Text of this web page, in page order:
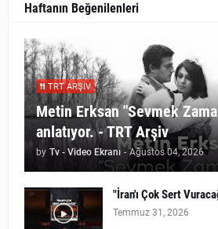
Haftanın Beğenilenleri
TRT ARŞIV
Metin Erksan "Sevmek
anlatıyor. - TRT Arşiv
by Tv - Video Ekranı - Ağustos 04, 2026
"İran'ı Çok Sert
Temmuz 31, 2026